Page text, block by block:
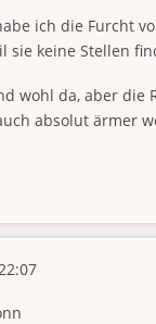
ich die Furcht
sie keine Stellen
wohl da, aber
absolut ärmer